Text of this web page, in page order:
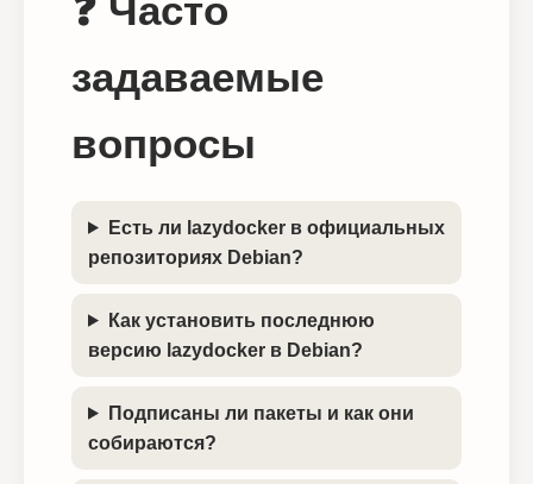
❓ Часто
задаваемые
вопросы
Есть ли lazydocker в официальных
репозиториях Debian?
Как установить последнюю
версию lazydocker в Debian?
Подписаны ли пакеты и как они
собираются?